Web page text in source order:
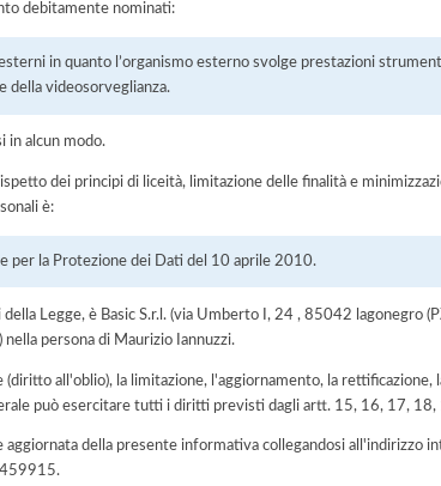
debitamente nominati:
in quanto l’organismo esterno svolge prestazioni
della videosorveglianza.
in alcun modo.
dei principi di liceità, limitazione delle finalità e
è:
per la Protezione dei Dati del 10 aprile 2010.
Legge, è Basic S.r.l. (via Umberto I, 24 , 85042 lagonegro
persona di Maurizio Iannuzzi.
(diritto all'oblio), la limitazione, l'aggiornamento, la
può esercitare tutti i diritti previsti dagli artt. 15, 16, 17,
della presente informativa collegandosi all'indirizzo
.